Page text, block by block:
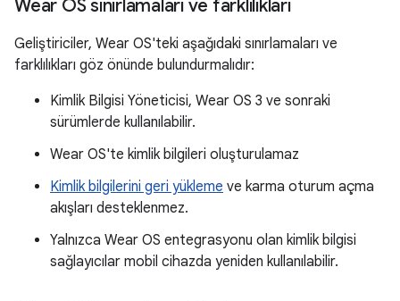
Wear OS sınırlamaları ve farklılıkları
Geliştiriciler, Wear OS'teki aşağıdaki sınırlamaları ve
farklılıkları göz önünde bulundurmalıdır:
Kimlik Bilgisi Yöneticisi, Wear OS 3 ve sonraki
sürümlerde kullanılabilir.
Wear OS'te kimlik bilgileri oluşturulamaz
Kimlik bilgilerini geri yükleme ve karma oturum açma
akışları desteklenmez.
Yalnızca Wear OS entegrasyonu olan kimlik bilgisi
sağlayıcılar mobil cihazda yeniden kullanılabilir.